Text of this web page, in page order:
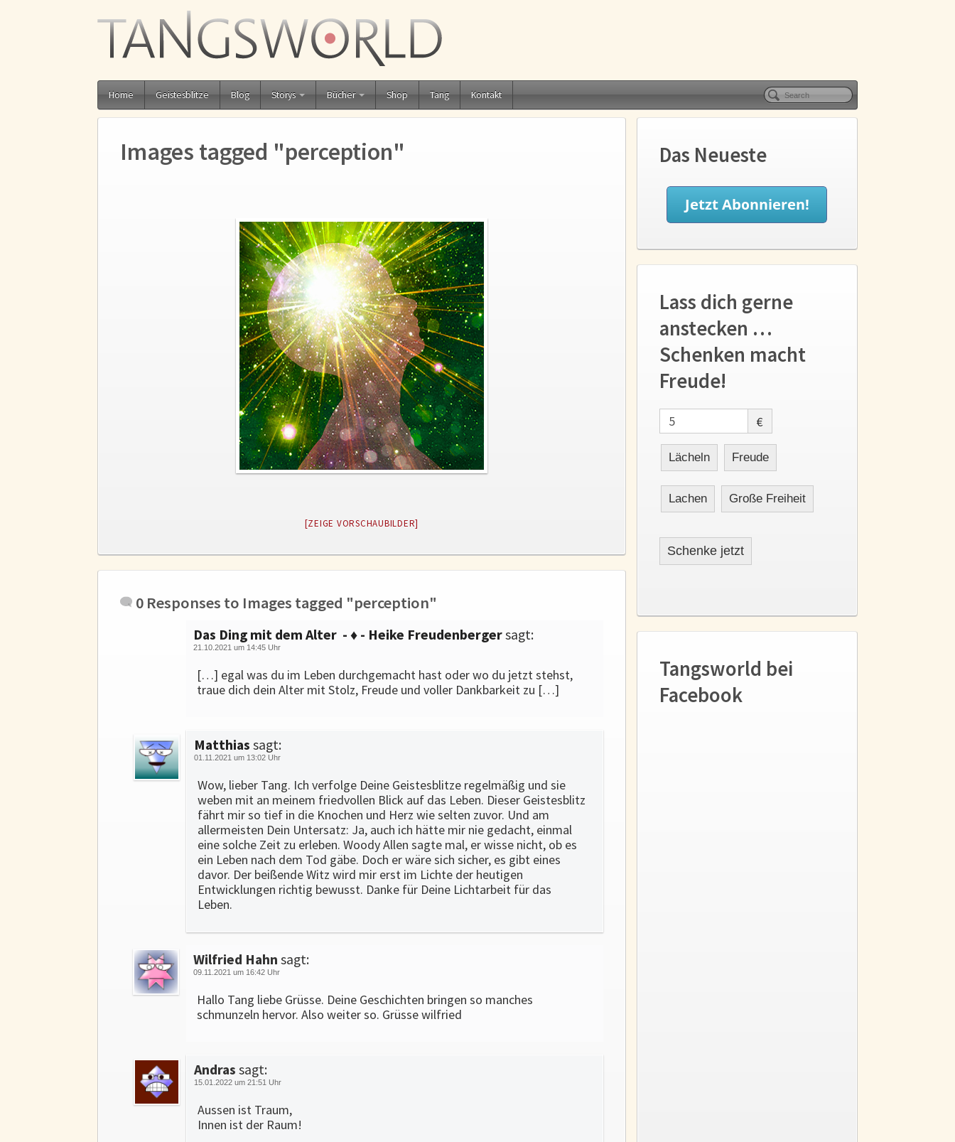
Home Geistesblitze Blog Storys Bücher Shop Tang Kontakt
Images tagged "perception"
[ZEIGE VORSCHAUBILDER]
0 Responses to Images tagged "perception"
Das Ding mit dem Alter - ♦ - Heike Freudenbergersagt:
21.10.2021 um 14:45 Uhr
[…] egal was du im Leben durchgemacht hast oder wo du jetzt stehst,
traue dich dein Alter mit Stolz, Freude und voller Dankbarkeit zu […]
Matthias sagt:
01.11.2021 um 13:02 Uhr
Wow, lieber Tang. Ich verfolge Deine Geistesblitze regelmäßig und sie
weben mit an meinem friedvollen Blick auf das Leben. Dieser Geistesblitz
fährt mir so tief in die Knochen und Herz wie selten zuvor. Und am
allermeisten Dein Untersatz: Ja, auch ich hätte mir nie gedacht, einmal
eine solche Zeit zu erleben. Woody Allen sagte mal, er wisse nicht, ob es
ein Leben nach dem Tod gäbe. Doch er wäre sich sicher, es gibt eines
davor. Der beißende Witz wird mir erst im Lichte der heutigen
Entwicklungen richtig bewusst. Danke für Deine Lichtarbeit für das
Leben.
Wilfried Hahn sagt:
09.11.2021 um 16:42 Uhr
Hallo Tang liebe Grüsse. Deine Geschichten bringen so manches
schmunzeln hervor. Also weiter so. Grüsse wilfried
Andras sagt:
15.01.2022 um 21:51 Uhr
Aussen ist Traum,
Innen ist der Raum!
Das Neueste
Lass dich gerne
anstecken …
Schenken macht
Freude!
€
Lächeln Freude
Lachen Große Freiheit
Schenke jetzt
Tangsworld bei
Facebook